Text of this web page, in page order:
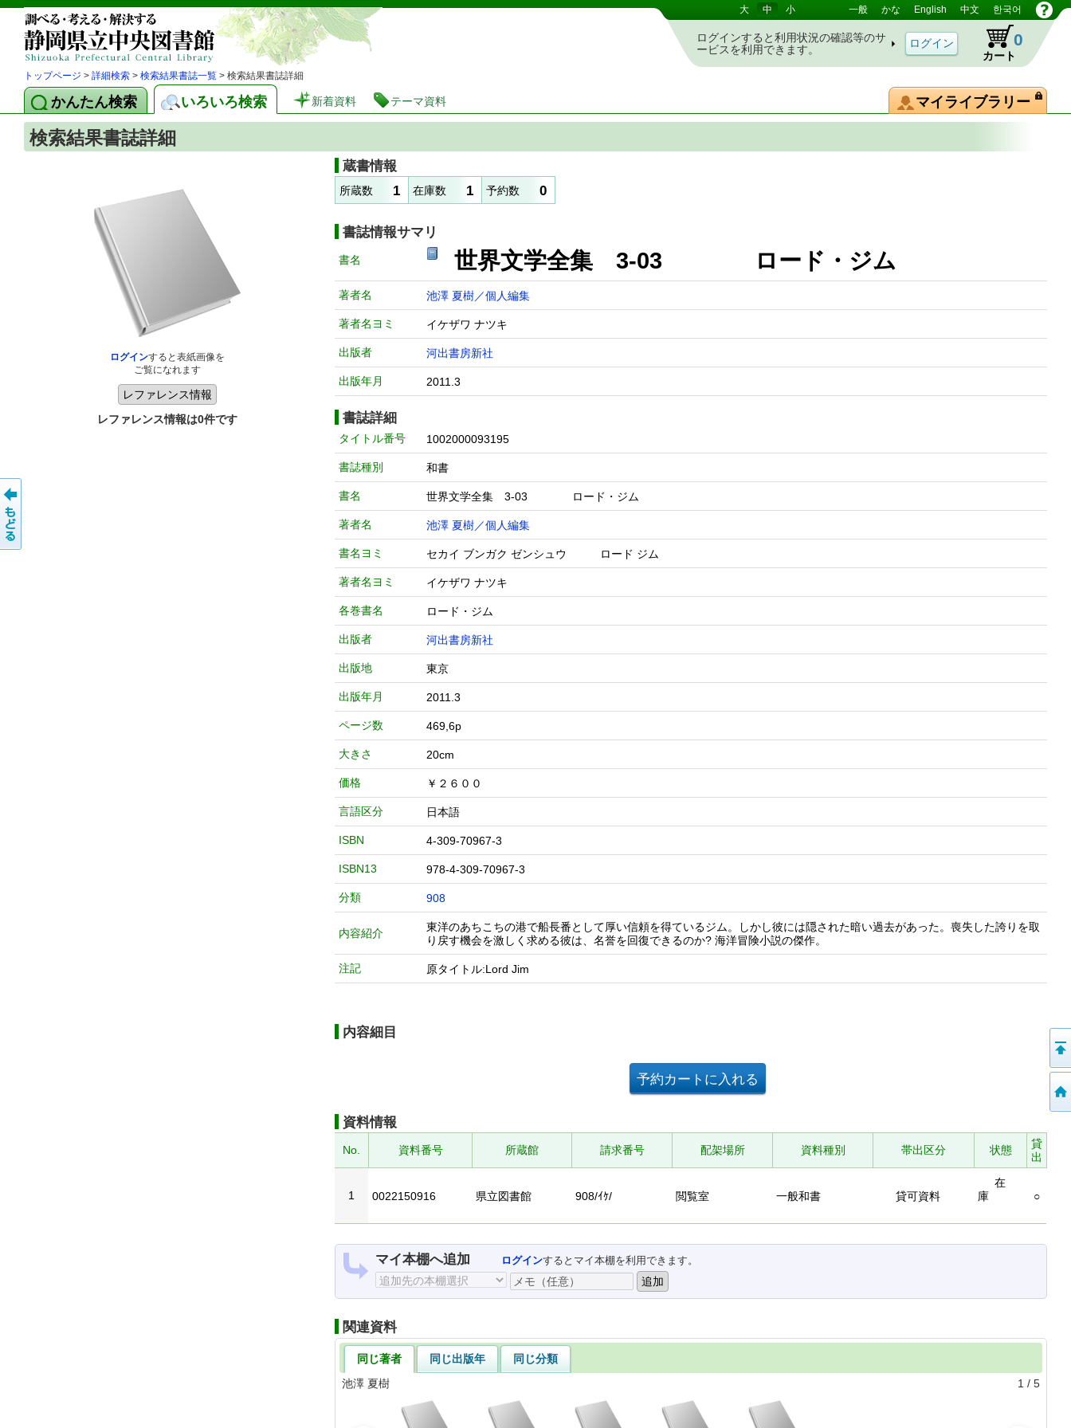
静岡県立図書館 蔵書検索・予約システム 大 中 小 一般 かな English 中文 한국어
ログインすると利用状況の確認等のサ
ービスを利用できます。
カート
0
トップページ > 詳細検索 > 検索結果書誌一覧 > 検索結果書誌詳細
かんたん検索 いろいろ検索 新着資料 テーマ資料 マイライブラリー
検索結果書誌詳細
ログインすると表紙画像を
ご覧になれます
レファレンス情報は0件です
蔵書情報
所蔵数 1 在庫数 1 予約数 0
書誌情報サマリ
書名 世界文学全集 3-03 ロード・ジム
著者名 池澤 夏樹／個人編集
著者名ヨミ イケザワ ナツキ
出版者 河出書房新社
出版年月 2011.3
書誌詳細
タイトル番号 1002000093195
書誌種別 和書
書名 世界文学全集 3-03 ロード・ジム
著者名 池澤 夏樹／個人編集
書名ヨミ セカイ ブンガク ゼンシュウ ロード ジム
著者名ヨミ イケザワ ナツキ
各巻書名 ロード・ジム
出版者 河出書房新社
出版地 東京
出版年月 2011.3
ページ数 469,6p
大きさ 20cm
価格 ￥２６００
言語区分 日本語
ISBN 4-309-70967-3
ISBN13 978-4-309-70967-3
分類 908
内容紹介
東洋のあちこちの港で船長番として厚い信頼を得ているジム。しかし彼には隠された暗い過去があった。喪失した誇りを取
り戻す機会を激しく求める彼は、名誉を回復できるのか? 海洋冒険小説の傑作。
注記 原タイトル:Lord Jim
内容細目
資料情報
No. 資料番号 所蔵館 請求番号 配架場所 資料種別 帯出区分 状態
貸
出
1 0022150916 県立図書館 908/ｲｹ/ 閲覧室 一般和書 貸可資料
在
庫
○
マイ本棚へ追加 ログインするとマイ本棚を利用できます。
関連資料
同じ著者 同じ出版年
同じ分類
池澤 夏樹
1 / 5